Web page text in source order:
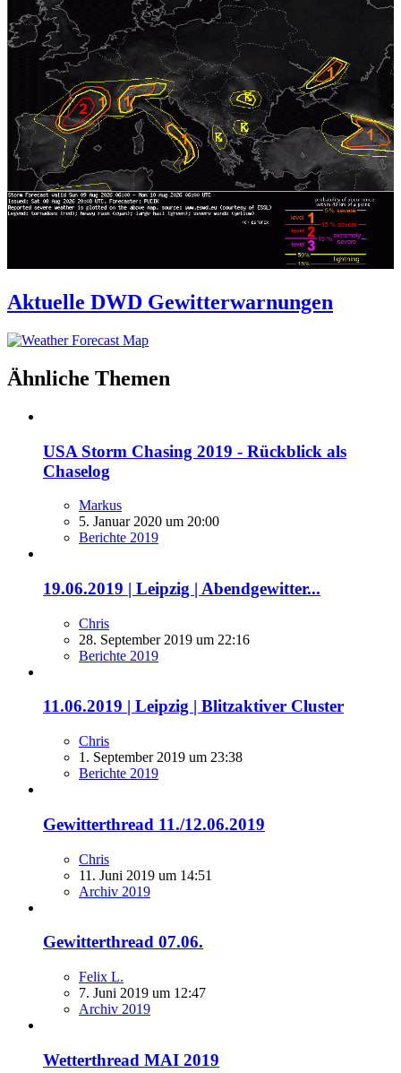
Aktuelle DWD Gewitterwarnungen
Ähnliche Themen
USA Storm Chasing 2019 - Rückblick als
Chaselog
Markus
5. Januar 2020 um 20:00
Berichte 2019
19.06.2019 | Leipzig | Abendgewitter...
Chris
28. September 2019 um 22:16
Berichte 2019
11.06.2019 | Leipzig | Blitzaktiver Cluster
Chris
1. September 2019 um 23:38
Berichte 2019
Gewitterthread 11./12.06.2019
Chris
11. Juni 2019 um 14:51
Archiv 2019
Gewitterthread 07.06.
Felix L.
7. Juni 2019 um 12:47
Archiv 2019
Wetterthread MAI 2019